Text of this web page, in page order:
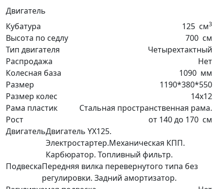
Двигатель
Кубатура
125 см3
Высота по седлу 700 см
Тип двигателя
Четырехтактный
Распродажа
Нет
Колесная база
1090 мм
Размер
1190*380*550
Размер колес
14х12
Рама пластик
Стальная пространственная рама.
Рост
от 140 до 170 см
ДвигательДвигатель YX125.
Электростартер.Механическая КПП.
Карбюратор. Топливный фильтр.
ПодвескаПередняя вилка перевернутого типа без
регулировки. Задний амортизатор.